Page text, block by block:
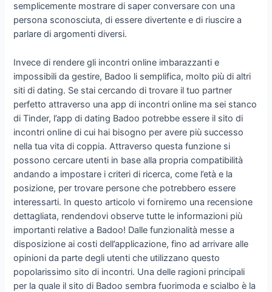
semplicemente mostrare di saper conversare con una
persona sconosciuta, di essere divertente e di riuscire a
parlare di argomenti diversi.
Invece di rendere gli incontri online imbarazzanti e
impossibili da gestire, Badoo li semplifica, molto più di altri
siti di dating. Se stai cercando di trovare il tuo partner
perfetto attraverso una app di incontri online ma sei stanco
di Tinder, l’app di dating Badoo potrebbe essere il sito di
incontri online di cui hai bisogno per avere più successo
nella tua vita di coppia. Attraverso questa funzione si
possono cercare utenti in base alla propria compatibilità
andando a impostare i criteri di ricerca, come l’età e la
posizione, per trovare persone che potrebbero essere
interessarti. In questo articolo vi forniremo una recensione
dettagliata, rendendovi observe tutte le informazioni più
importanti relative a Badoo! Dalle funzionalità messe a
disposizione ai costi dell’applicazione, fino ad arrivare alle
opinioni da parte degli utenti che utilizzano questo
popolarissimo sito di incontri. Una delle ragioni principali
per la quale il sito di Badoo sembra fuorimoda e scialbo è la